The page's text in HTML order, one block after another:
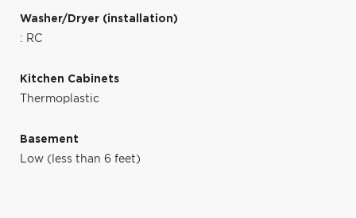
Washer/Dryer (installation)
: RC
Kitchen Cabinets
Thermoplastic
Basement
Low (less than 6 feet)